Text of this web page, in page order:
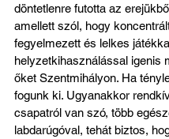
döntetlenre futotta az
amellett szól, hogy
fegyelmezett és lelkes
helyzetkihasználással igenis
őket Szentmihályon. Ha
fogunk ki. Ugyanakkor
csapatról van szó, több
labdarúgóval, tehát biztos,